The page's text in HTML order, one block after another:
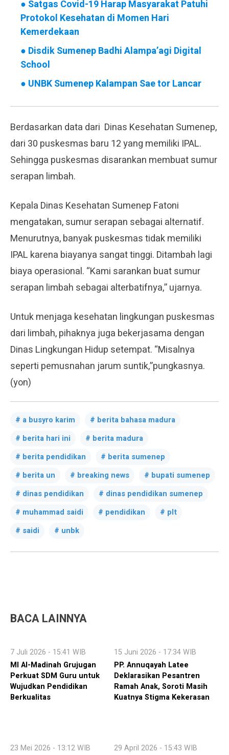
● Satgas Covid-19 Harap Masyarakat Patuhi
Protokol Kesehatan di Momen Hari
Kemerdekaan
● Disdik Sumenep Badhi Alampa’agi Digital
School
● UNBK Sumenep Kalampan Sae tor Lancar
Berdasarkan data dari Dinas Kesehatan Sumenep,
dari 30 puskesmas baru 12 yang memiliki IPAL.
Sehingga puskesmas disarankan membuat sumur
serapan limbah.
Kepala Dinas Kesehatan Sumenep Fatoni
mengatakan, sumur serapan sebagai alternatif.
Menurutnya, banyak puskesmas tidak memiliki
IPAL karena biayanya sangat tinggi. Ditambah lagi
biaya operasional. “Kami sarankan buat sumur
serapan limbah sebagai alterbatifnya,” ujarnya.
Untuk menjaga kesehatan lingkungan puskesmas
dari limbah, pihaknya juga bekerjasama dengan
Dinas Lingkungan Hidup setempat. “Misalnya
seperti pemusnahan jarum suntik,”pungkasnya.
(yon)
a busyro karim
berita bahasa madura
berita hari ini
berita madura
berita pendidikan
berita sumenep
berita un
breaking news
bupati sumenep
dinas pendidikan
dinas pendidikan sumenep
muhammad saidi
pendidikan
plt
saidi
unbk
BACA LAINNYA
7 Juli 2026 - 15:41 WIB
MI Al-Madinah Grujugan
Perkuat SDM Guru untuk
Wujudkan Pendidikan
Berkualitas
15 Juni 2026 - 17:34 WIB
PP. Annuqayah Latee
Deklarasikan Pesantren
Ramah Anak, Soroti Masih
Kuatnya Stigma Kekerasan
23 Mei 2026 - 13:12 WIB
29 April 2026 - 15:43 WIB